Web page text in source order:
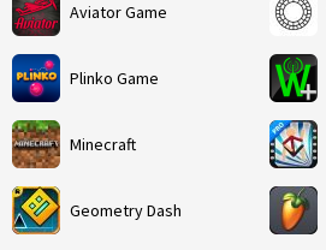
Aviator Game
Plinko Game
Minecraft
Geometry Dash